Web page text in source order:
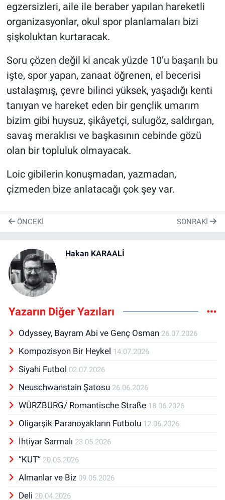
egzersizleri, aile ile beraber yapılan hareketli
organizasyonlar, okul spor planlamaları bizi
şişkoluktan kurtaracak.
Soru çözen değil ki ancak yüzde 10’u başarılı bu
işte, spor yapan, zanaat öğrenen, el becerisi
ustalaşmış, çevre bilinci yüksek, yaşadığı kenti
tanıyan ve hareket eden bir gençlik umarım
bizim gibi huysuz, şikâyetçi, sulugöz, saldırgan,
savaş meraklısı ve başkasının cebinde gözü
olan bir topluluk olmayacak.
Loic gibilerin konuşmadan, yazmadan,
çizmeden bize anlatacağı çok şey var.
ÖNCEKI SONRAKI
Hakan KARAALİ
Yazarın Diğer Yazıları
Odyssey, Bayram Abi ve Genç Osman 26.07.2026
Kompozisyon Bir Heykel 14.07.2026
Siyahi Futbol 02.07.2026
Neuschwanstain Şatosu 26.06.2026
WÜRZBURG/ Romantische Straße 18.06.2026
Oligarşik Paranoyakların Futbolu 12.06.2026
İhtiyar Sarmalı 23.05.2026
“KUT” 20.05.2026
Almanlar ve Biz 09.05.2026
Deli 20.04.2026